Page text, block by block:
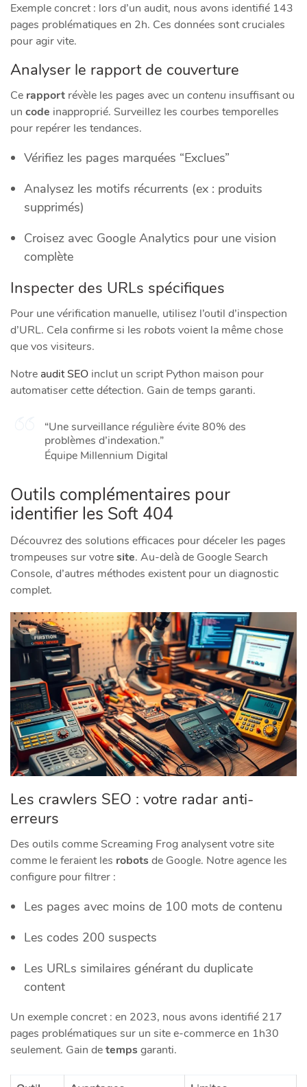
Exemple concret : lors d’un audit, nous avons identifié 143
pages problématiques en 2h. Ces données sont cruciales
pour agir vite.
Analyser le rapport de couverture
Ce rapport révèle les pages avec un contenu insuffisant ou
un code inapproprié. Surveillez les courbes temporelles
pour repérer les tendances.
Vérifiez les pages marquées “Exclues”
Analysez les motifs récurrents (ex : produits
supprimés)
Croisez avec Google Analytics pour une vision
complète
Inspecter des URLs spécifiques
Pour une vérification manuelle, utilisez l’outil d’inspection
d’URL. Cela confirme si les robots voient la même chose
que vos visiteurs.
Notre audit SEO inclut un script Python maison pour
automatiser cette détection. Gain de temps garanti.
“Une surveillance régulière évite 80% des
problèmes d’indexation.”
Équipe Millennium Digital
Outils complémentaires pour
identifier les Soft 404
Découvrez des solutions efficaces pour déceler les pages
trompeuses sur votresite. Au-delà de Google Search
Console, d’autres méthodes existent pour un diagnostic
complet.
Les crawlers SEO : votre radar anti-
erreurs
Des outils comme Screaming Frog analysent votre site
comme le feraient les robotsde Google. Notre agence les
configure pour filtrer :
Les pages avec moins de 100 mots de contenu
Les codes 200 suspects
Les URLs similaires générant du duplicate
content
Un exemple concret : en 2023, nous avons identifié 217
pages problématiques sur un site e-commerce en 1h30
seulement. Gain detempsgaranti.